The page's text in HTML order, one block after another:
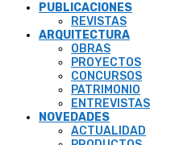
PUBLICACIONES
REVISTAS
ARQUITECTURA
OBRAS
PROYECTOS
CONCURSOS
PATRIMONIO
ENTREVISTAS
NOVEDADES
ACTUALIDAD